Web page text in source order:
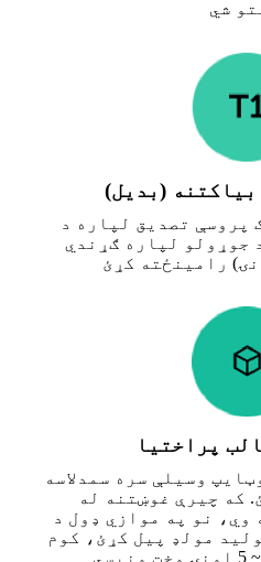
(بدیل)
پروسې تصدیق لپاره د
جوړولو لپاره ګړندي
پراختیا
وسیلې سره سمدلاسه
که چیرې غوښتنه له
وي، نو په موازي ډول د
مولډ پیل کړئ، کوم